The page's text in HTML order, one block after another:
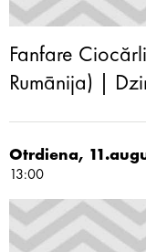
Fanfare
Rumānija) |
Otrdiena,
13:00